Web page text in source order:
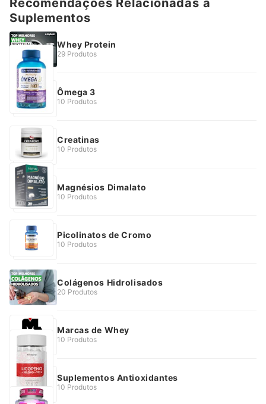
Suplementos
Whey Protein
29 Produtos
Ômega 3
10 Produtos
Creatinas
10 Produtos
Magnésios Dimalato
10 Produtos
Picolinatos de Cromo
10 Produtos
Colágenos Hidrolisados
20 Produtos
Marcas de Whey
10 Produtos
Suplementos Antioxidantes
10 Produtos